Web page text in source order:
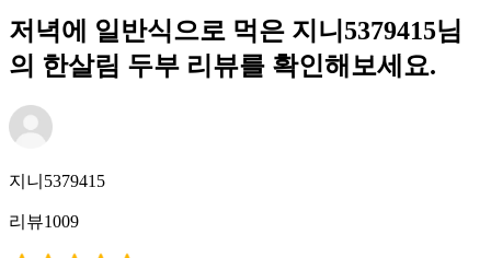
저녁에 일반식으로 먹은 지니5379415님
의 한살림 두부 리뷰를 확인해보세요.
지니5379415
리뷰1009